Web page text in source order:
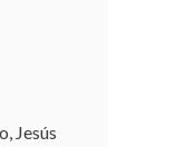
Jesús